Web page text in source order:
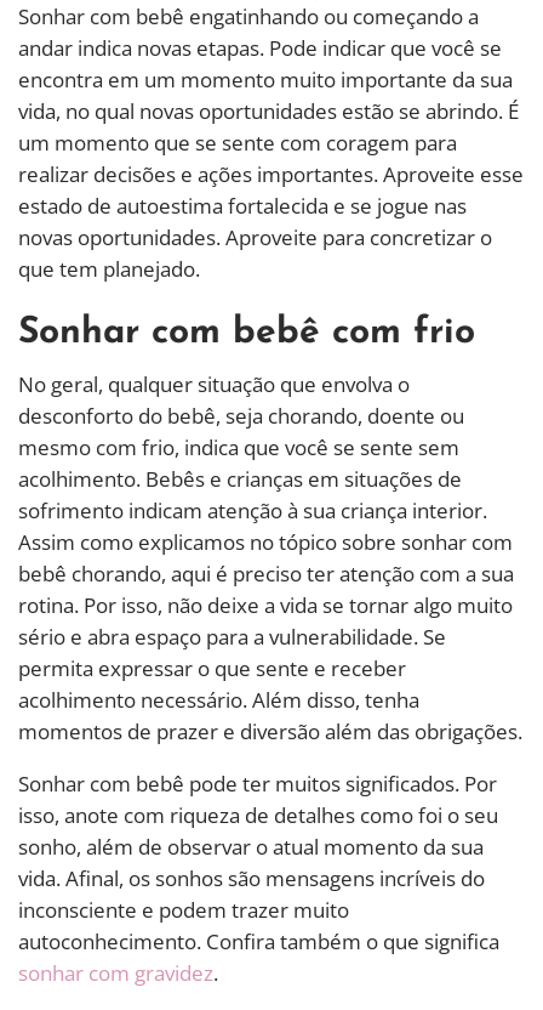
Sonhar com bebê engatinhando ou começando a
andar indica novas etapas. Pode indicar que você se
encontra em um momento muito importante da sua
vida, no qual novas oportunidades estão se abrindo. É
um momento que se sente com coragem para
realizar decisões e ações importantes. Aproveite esse
estado de autoestima fortalecida e se jogue nas
novas oportunidades. Aproveite para concretizar o
que tem planejado.
Sonhar com bebê com frio
No geral, qualquer situação que envolva o
desconforto do bebê, seja chorando, doente ou
mesmo com frio, indica que você se sente sem
acolhimento. Bebês e crianças em situações de
sofrimento indicam atenção à sua criança interior.
Assim como explicamos no tópico sobre sonhar com
bebê chorando, aqui é preciso ter atenção com a sua
rotina. Por isso, não deixe a vida se tornar algo muito
sério e abra espaço para a vulnerabilidade. Se
permita expressar o que sente e receber
acolhimento necessário. Além disso, tenha
momentos de prazer e diversão além das obrigações.
Sonhar com bebê pode ter muitos significados. Por
isso, anote com riqueza de detalhes como foi o seu
sonho, além de observar o atual momento da sua
vida. Afinal, os sonhos são mensagens incríveis do
inconsciente e podem trazer muito
autoconhecimento. Confira também o que significa
sonhar com gravidez.